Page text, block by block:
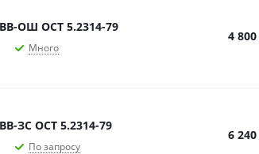
ОШ ОСТ 5.2314-79
Много
4 800
ЗС ОСТ 5.2314-79
По запросу
6 240